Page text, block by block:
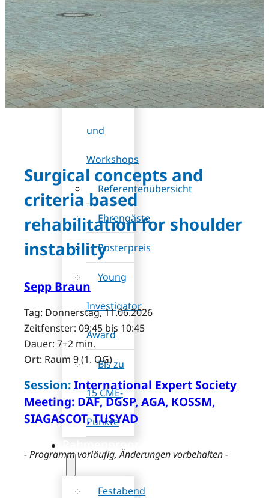
(Rabatt)
Wissenschaftliches
Programm
Sessions
und
Workshops
Referentenübersicht
Ehrengäste
Posterpreis
Young
Investigator
Award
Bis zu
15 CME-
Punkte
Rahmenprogramm
Festabend
Surgical concepts and
criteria based
rehabilitation for shoulder
instability
Sepp Braun
Tag: Donnerstag, 11.06.2026
Zeitfenster: 09:45 bis 10:45
Dauer: 7+2 min.
Ort: Raum 9 (1. OG)
Session:International Expert Society
Meeting: DAF, DGSP, AGA, KOSSM,
SIAGASCOT, TUSYAD
- Programm vorläufig, Änderungen vorbehalten -